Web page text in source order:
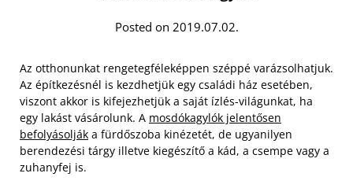
Posted on 2019.07.02.
Az otthonunkat rengetegféleképpen széppé varázsolhatjuk.
Az építkezésnél is kezdhetjük egy családi ház esetében,
viszont akkor is kifejezhetjük a saját ízlés-világunkat, ha
egy lakást vásárolunk. A mosdókagylók jelentősen
befolyásolják a fürdőszoba kinézetét, de ugyanilyen
berendezési tárgy illetve kiegészítő a kád, a csempe vagy a
zuhanyfej is.